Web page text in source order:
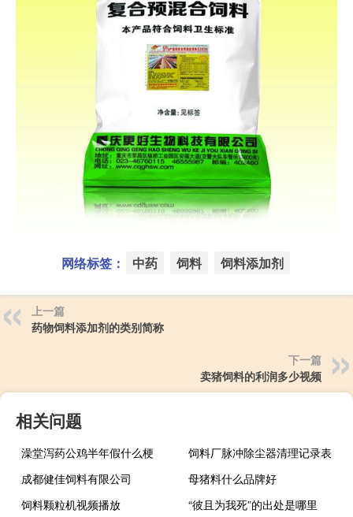
网络标签： 中药 饲料 饲料添加剂
上一篇
药物饲料添加剂的类别简称
下一篇
卖猪饲料的利润多少视频
相关问题
澡堂泻药公鸡半年假什么梗
饲料厂脉冲除尘器清理记录表
成都健佳饲料有限公司
母猪料什么品牌好
饲料颗粒机视频播放
“彼且为我死”的出处是哪里